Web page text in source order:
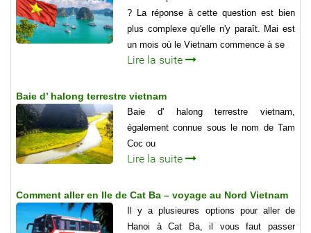
? La réponse à cette question est bien
plus complexe qu'elle n'y paraît. Mai est
un mois où le Vietnam commence à se
Lire la suite
Baie d’ halong terrestre vietnam
Baie d' halong terrestre vietnam,
également connue sous le nom de Tam
Coc ou
Lire la suite
Comment aller en Ile de Cat Ba – voyage au Nord Vietnam
Il y a plusieures options pour aller de
Hanoi à Cat Ba, il vous faut passer